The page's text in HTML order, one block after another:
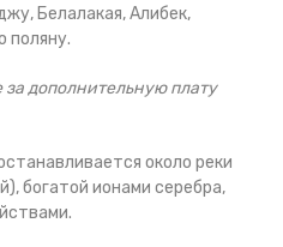
Белалакая, Алибек,
поляну.
дополнительную плату
около реки
богатой ионами серебра,